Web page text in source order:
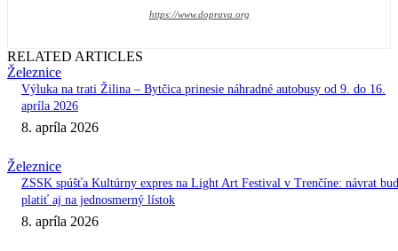
https://www.doprava.org
RELATED ARTICLES
Železnice
Výluka na trati Žilina – Bytčica prinesie náhradné autobusy od 9. do 16.
apríla 2026
8. apríla 2026
Železnice
ZSSK spúšťa Kultúrny expres na Light Art Festival v Trenčíne: návrat
platiť aj na jednosmerný lístok
8. apríla 2026